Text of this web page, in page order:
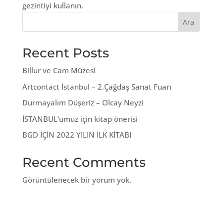
gezintiyi kullanın.
Ara
Recent Posts
Billur ve Cam Müzesi
Artcontact İstanbul – 2.Çağdaş Sanat Fuarı
Durmayalım Düşeriz – Olcay Neyzi
İSTANBUL’umuz için kitap önerisi
BGD İÇİN 2022 YILIN İLK KİTABI
Recent Comments
Görüntülenecek bir yorum yok.